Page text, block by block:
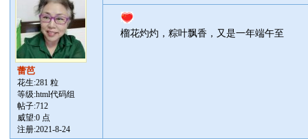
蕾芭
花生:281 粒
等级:html代码组
帖子:712
威望:0 点
注册:2021-8-24
榴花灼灼，粽叶飘香，又是一年端午至